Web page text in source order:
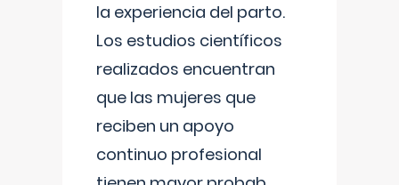
la experiencia del parto.
Los estudios científicos
realizados encuentran
que las mujeres que
reciben un apoyo
continuo profesional